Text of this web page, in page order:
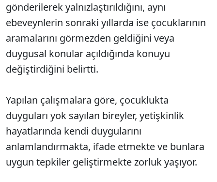
gönderilerek yalnızlaştırıldığını, aynı
ebeveynlerin sonraki yıllarda ise çocuklarının
aramalarını görmezden geldiğini veya
duygusal konular açıldığında konuyu
değiştirdiğini belirtti.
Yapılan çalışmalara göre, çocuklukta
duyguları yok sayılan bireyler, yetişkinlik
hayatlarında kendi duygularını
anlamlandırmakta, ifade etmekte ve bunlara
uygun tepkiler geliştirmekte zorluk yaşıyor.